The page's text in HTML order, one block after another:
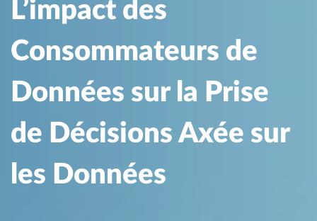
L’impact des
Consommateurs de
Données sur la Prise
de Décisions Axée sur
les Données